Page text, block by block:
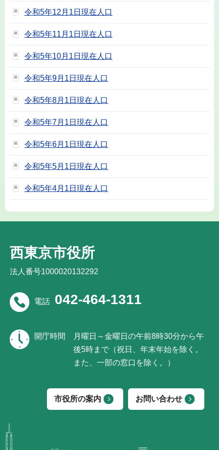
令和5年12月1日現在人口
令和5年11月1日現在人口
令和5年10月1日現在人口
令和5年9月1日現在人口
令和5年8月1日現在人口
令和5年7月1日現在人口
令和5年6月1日現在人口
令和5年5月1日現在人口
令和5年4月1日現在人口
西東京市役所
法人番号1000020132292
電話 042-464-1311
開庁時間
月曜日～金曜日の午前8時30分から午
後5時まで（祝日、年末年始を除く。
また、一部の窓口を除く。）
市役所の案内 お問い合わせ